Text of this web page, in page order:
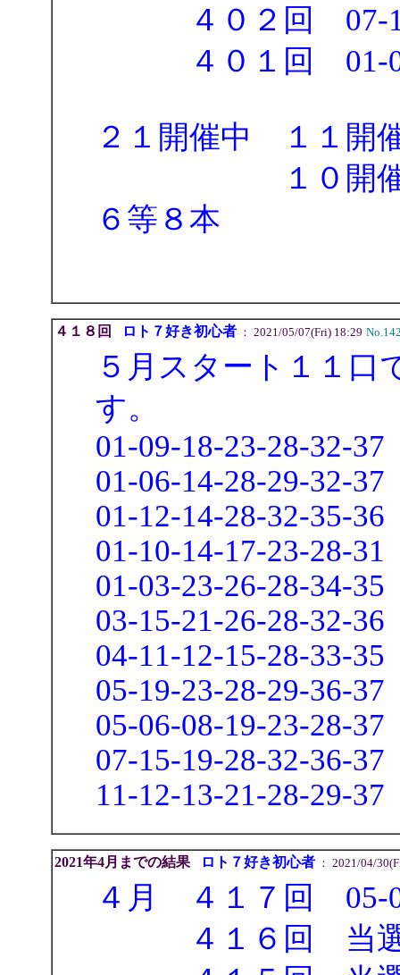
４０２回 07-17-
４０１回 01-09-
２１開催中 １１開
１０開催 ４
６等８本
４１８回 ロト７好き初心者： 2021/05/07(Fri) 18:29
５月スタート１１口
す。
01-09-18-23-28-32-37
01-06-14-28-29-32-37
01-12-14-28-32-35-36
01-10-14-17-23-28-31
01-03-23-26-28-34-35
03-15-21-26-28-32-36
04-11-12-15-28-33-35
05-19-23-28-29-36-37
05-06-08-19-23-28-37
07-15-19-28-32-36-37
11-12-13-21-28-29-37
2021年4月までの結果 ロト７好き初心者： 2021/04/
４月 ４１７回 05-
４１６回 当選